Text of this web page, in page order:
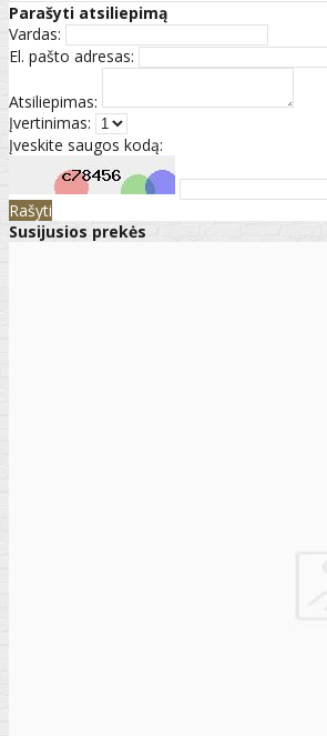
Parašyti atsiliepimą
Vardas:
El. pašto adresas:
Atsiliepimas:
Įvertinimas:
Įveskite saugos kodą:
Rašyti
Susijusios prekės